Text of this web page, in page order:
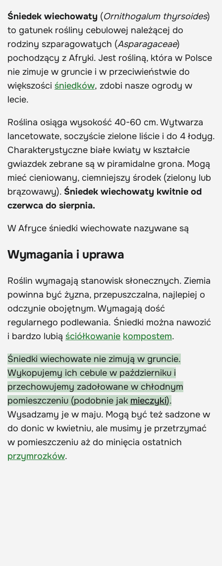
Śniedek wiechowaty (Ornithogalum thyrsoides)
to gatunek rośliny cebulowej należącej do
rodziny szparagowatych (Asparagaceae)
pochodzący z Afryki. Jest rośliną, która w Polsce
nie zimuje w gruncie i w przeciwieństwie do
większości śniedków, zdobi nasze ogrody w
lecie.
Roślina osiąga wysokość 40-60 cm. Wytwarza
lancetowate, soczyście zielone liście i do 4 łodyg.
Charakterystyczne białe kwiaty w kształcie
gwiazdek zebrane są w piramidalne grona. Mogą
mieć cieniowany, ciemniejszy środek (zielony lub
brązowawy). Śniedek wiechowaty kwitnie od
czerwca do sierpnia.
W Afryce śniedki wiechowate nazywane są
Wymagania i uprawa
Roślin wymagają stanowisk słonecznych. Ziemia
powinna być żyzna, przepuszczalna, najlepiej o
odczynie obojętnym. Wymagają dość
regularnego podlewania. Śniedki można nawozić
i bardzo lubią ściółkowanie kompostem.
Śniedki wiechowate nie zimują w gruncie.
Wykopujemy ich cebule w październiku i
przechowujemy zadołowane w chłodnym
pomieszczeniu (podobnie jak mieczyki).
Wysadzamy je w maju. Mogą być też sadzone w
do donic w kwietniu, ale musimy je przetrzymać
w pomieszczeniu aż do minięcia ostatnich
przymrozków.